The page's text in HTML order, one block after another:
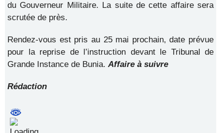
du Gouverneur Militaire. La suite de cette affaire sera
scrutée de près.
Rendez-vous est pris au 25 mai prochain, date prévue
pour la reprise de l’instruction devant le Tribunal de
Grande Instance de Bunia. Affaire à suivre
Rédaction